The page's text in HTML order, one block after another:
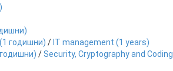
(1 годишни) / IT management (1 years)
годишни) /Security, Cryptography and Coding